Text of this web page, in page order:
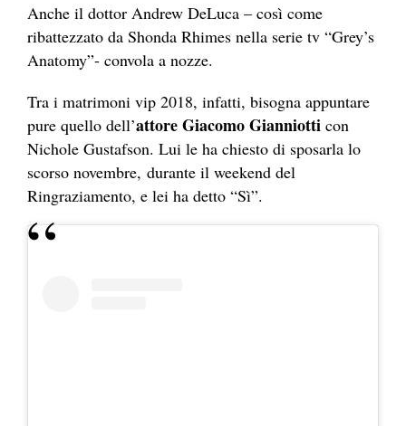
Anche il dottor Andrew DeLuca – così come
ribattezzato da Shonda Rhimes nella serie tv “Grey’s
Anatomy”- convola a nozze.
Tra i matrimoni vip 2018, infatti, bisogna appuntare
pure quello dell’attore Giacomo Gianniotti con
Nichole Gustafson. Lui le ha chiesto di sposarla lo
scorso novembre, durante il weekend del
Ringraziamento, e lei ha detto “Sì”.